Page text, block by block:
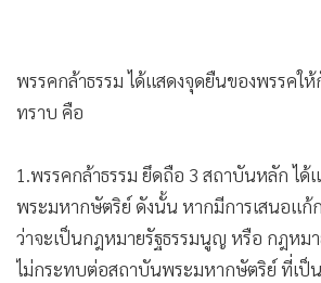
พรรคกล้าธรรม ได้แสดงจุดยืนของพรรคใ
ทราบ คือ
1.พรรคกล้าธรรม ยึดถือ 3 สถาบันหลัก ได้
พระมหากษัตริย์ ดังนั้น หากมีการเสนอแก้
ว่าจะเป็นกฎหมายรัฐธรรมนูญ หรือ กฎหม
ไม่กระทบต่อสถาบันพระมหากษัตริย์ ที่เป็